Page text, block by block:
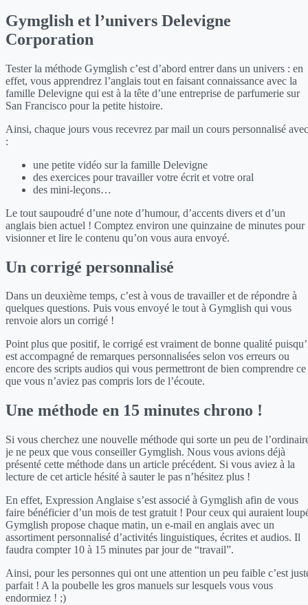
Gymglish et l’univers Delevigne
Corporation
Tester la méthode Gymglish c’est d’abord entrer dans un univers : en
effet, vous apprendrez l’anglais tout en faisant connaissance avec la
famille Delevigne qui est à la tête d’une entreprise de parfumerie sur
San Francisco pour la petite histoire.
Ainsi, chaque jours vous recevrez par mail un cours personnalisé avec
:
une petite vidéo sur la famille Delevigne
des exercices pour travailler votre écrit et votre oral
des mini-leçons…
Le tout saupoudré d’une note d’humour, d’accents divers et d’un
anglais bien actuel ! Comptez environ une quinzaine de minutes pour
visionner et lire le contenu qu’on vous aura envoyé.
Un corrigé personnalisé
Dans un deuxième temps, c’est à vous de travailler et de répondre à
quelques questions. Puis vous envoyé le tout à Gymglish qui vous
renvoie alors un corrigé !
Point plus que positif, le corrigé est vraiment de bonne qualité
est accompagné de remarques personnalisées selon vos erreurs ou
encore des scripts audios qui vous permettront de bien comprendre ce
que vous n’aviez pas compris lors de l’écoute.
Une méthode en 15 minutes chrono !
Si vous cherchez une nouvelle méthode qui sorte un peu de
je ne peux que vous conseiller Gymglish. Nous vous avions déjà
présenté cette méthode dans un article précédent. Si vous aviez à la
lecture de cet article hésité à sauter le pas n’hésitez plus !
En effet, Expression Anglaise s’est associé à Gymglish afin de vous
faire bénéficier d’un mois de test gratuit ! Pour ceux qui auraient
Gymglish propose chaque matin, un e-mail en anglais avec un
assortiment personnalisé d’activités linguistiques, écrites et audios. Il
faudra compter 10 à 15 minutes par jour de “travail”.
Ainsi, pour les personnes qui ont une attention un peu faible c’est
parfait ! A la poubelle les gros manuels sur lesquels vous vous
endormiez ! ;)